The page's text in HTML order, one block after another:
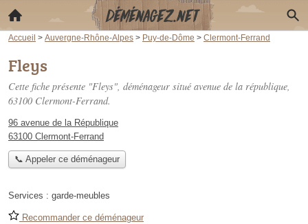
Accueil > Auvergne-Rhône-Alpes > Puy-de-Dôme > Clermont-Ferrand
Fleys
Cette fiche présente "Fleys", déménageur situé avenue de la république,
63100 Clermont-Ferrand.
96 avenue de la République
63100 Clermont-Ferrand
📞 Appeler ce déménageur
Services : garde-meubles
Recommander ce déménageur